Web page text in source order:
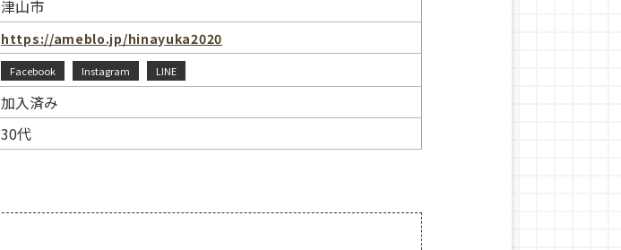
津山市
https://ameblo.jp/hinayuka2020
Facebook Instagram LINE
加入済み
30代